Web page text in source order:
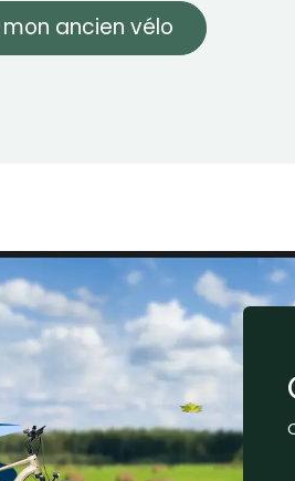
ancien vélo